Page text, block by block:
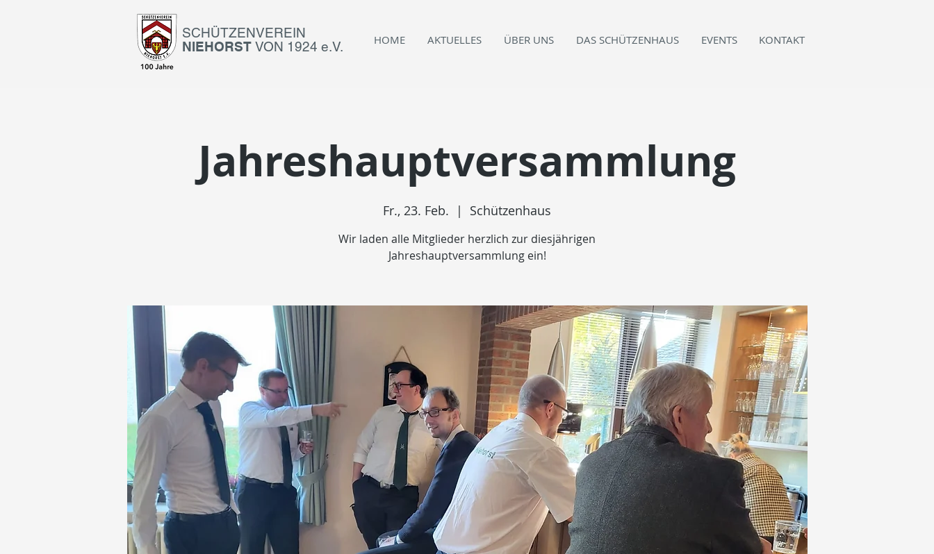
SCHÜTZENVEREIN
NIEHORST VON 1924 e.V. HOME AKTUELLES ÜBER UNS DAS SCHÜTZENHAUS EVENTS KONTAKT
Jahreshauptversammlung
Fr., 23. Feb.
  |
Schützenhaus
Wir laden alle Mitglieder herzlich zur diesjährigen
Jahreshauptversammlung ein!